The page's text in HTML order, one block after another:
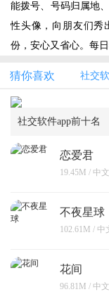
能拨号、号码归属地
性头像，向朋友们秀
份，安心又省心。每
猜你喜欢 社交
社交软件app前十名
恋爱君
19.45M / 中
不夜星球
102.61M / 中
花间
96.81M / 中